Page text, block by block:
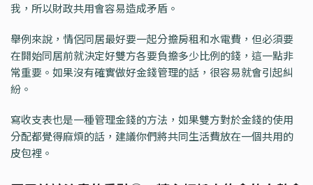
我，所以財政共用會容易造成矛盾。
舉例來說，情侶同居最好要一起分擔房租和水電費，但必須要
在開始同居前就決定好雙方各要負擔多少比例的錢，這一點非
常重要。如果沒有確實做好金錢管理的話，很容易就會引起糾
紛。
寫收支表也是一種管理金錢的方法，如果雙方對於金錢的使用
分配都覺得麻煩的話，建議你們將共同生活費放在一個共用的
皮包裡。